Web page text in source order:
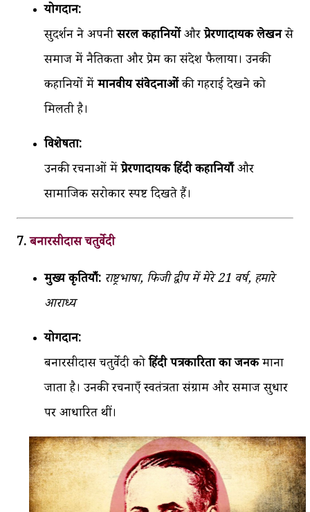
योगदान:
सुदर्शन ने अपनीसरल कहानियोंऔरप्रेरणादायक लेखनसे
समाज में नैतिकता और प्रेम का संदेश फैलाया। उनकी
कहानियों मेंमानवीय संवेदनाओंकी गहराई देखने को
मिलती है।
विशेषता:
उनकी रचनाओं मेंप्रेरणादायक हिंदी कहानियाँऔर
सामाजिक सरोकार स्पष्ट दिखते हैं।
7.बनारसीदास चतुर्वेदी
मुख्य कृतियाँ: राष्ट्रभाषा, फिजी द्वीप में मेरे 21 वर्ष, हमारे
आराध्य
योगदान:
बनारसीदास चतुर्वेदी कोहिंदी पत्रकारिता का जनकमाना
जाता है। उनकी रचनाएँ स्वतंत्रता संग्राम और समाज सुधार
पर आधारित थीं।